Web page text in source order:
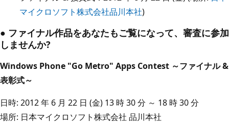
マイクロソフト株式会社品川本社)
● ファイナル作品をあなたもご覧になって、審査に参加
しませんか?
Windows Phone "Go Metro" Apps Contest ～ファイナル &
表彰式～
日時: 2012 年 6 月 22 日 (金) 13 時 30 分 ～ 18 時 30 分
場所: 日本マイクロソフト株式会社 品川本社